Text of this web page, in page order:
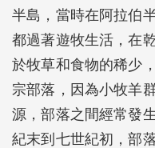
半島，當時在阿拉伯
都過著遊牧生活，在
於牧草和食物的稀少
宗部落，因為小牧羊
源，部落之間經常發
紀末到七世紀初，部